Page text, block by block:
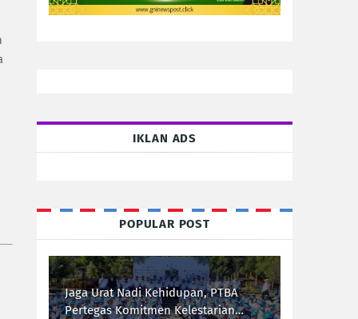
IKLAN ADS
POPULAR POST
Jaga Urat Nadi Kehidupan, PTBA
Pertegas Komitmen Kelestarian